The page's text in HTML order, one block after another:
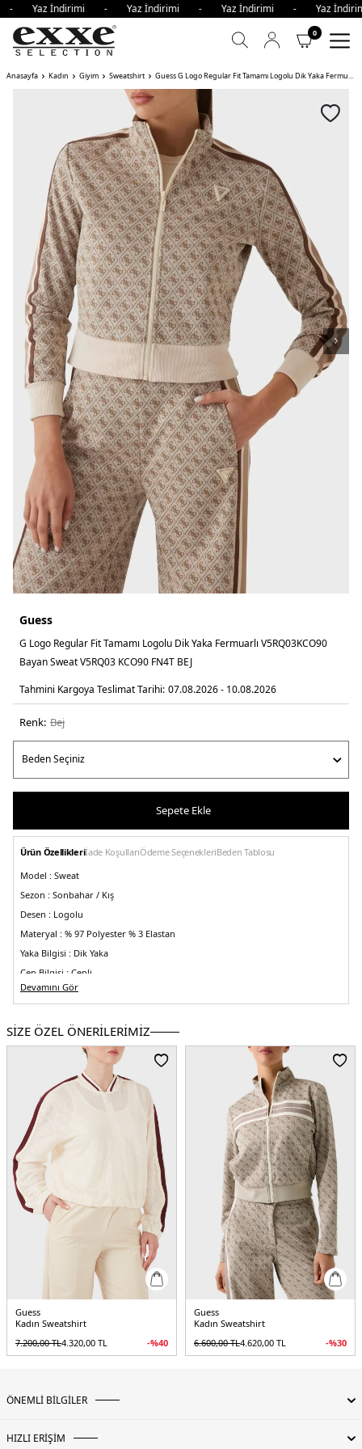
- Yaz İndirimi - Yaz İndirimi - Yaz İndirimi - Yaz
0
Anasayfa Kadın Giyim Sweatshirt Guess G Logo Regular Fit Tamamı Logolu Dik Yaka Fermuarlı Bayan Sweat
Guess
G Logo Regular Fit Tamamı Logolu Dik Yaka Fermuarlı V5RQ03KCO90
Bayan Sweat V5RQ03 KCO90 FN4T BEJ
Tahmini Kargoya Teslimat Tarihi: 07.08.2026 - 10.08.2026
Renk: bej
Sepete Ekle
Ürün Özellikleriİade KoşullarıÖdeme SeçenekleriBeden Tablosu
Model : Sweat
Sezon : Sonbahar / Kış
Desen : Logolu
Materyal : % 97 Polyester % 3 Elastan
Yaka Bilgisi : Dik Yaka
Cep Bilgisi : Cepli
Kapama Bilgisi :
Kalıp Bilgisi :Regular Fit
Detay :-Tamamı jakarlı 4G logolu, kontrast bantlı-Streç rib örgü manşet ve
Üretim Yeri : Çin
5DY2V5RQ03KCO90FN4T.17
Devamını Gör
SİZE ÖZEL ÖNERİLERİMİZ
Guess
Kadın Sweatshirt
7.200,00TL4.320,00 TL -%40
Guess
Kadın Sweatshirt
6.600,00TL4.620,00 TL -%30
ÖNEMLİ BİLGİLER
HIZLI ERİŞİM